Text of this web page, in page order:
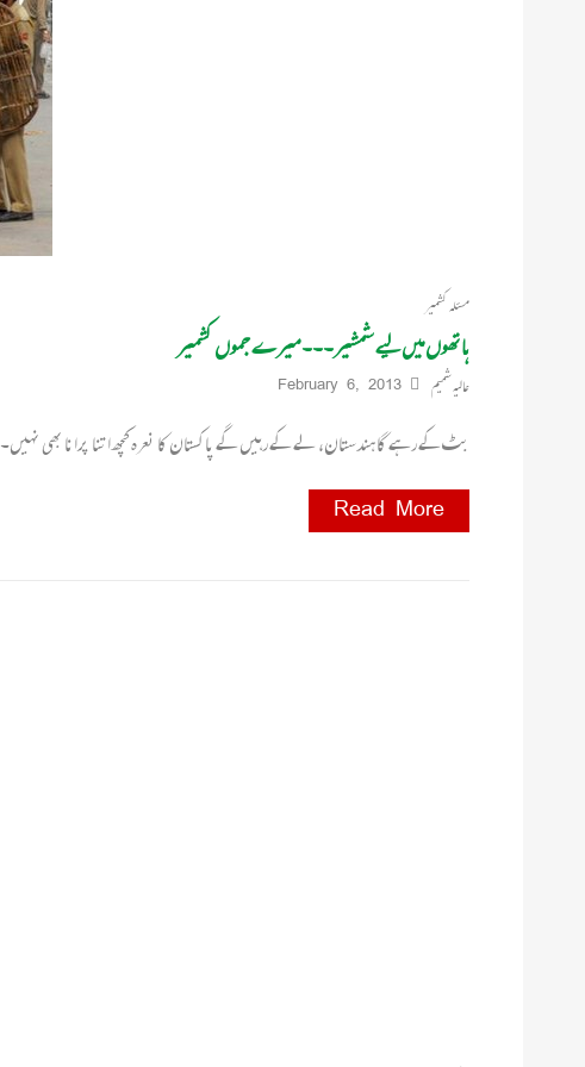
مسئلہ کشمیر
ہاتھوں میں لیے شمشیر۔۔۔ میرے جموں کشمیر
عالیہ شمیم February 6, 2013
بٹ کے رہے گا ہندستان، لے کے رہیں گے پاکستان کا نعرہ کچھ اتنا پرانا بھی نہیں۔ ۶۷ سال پہلے
Read More